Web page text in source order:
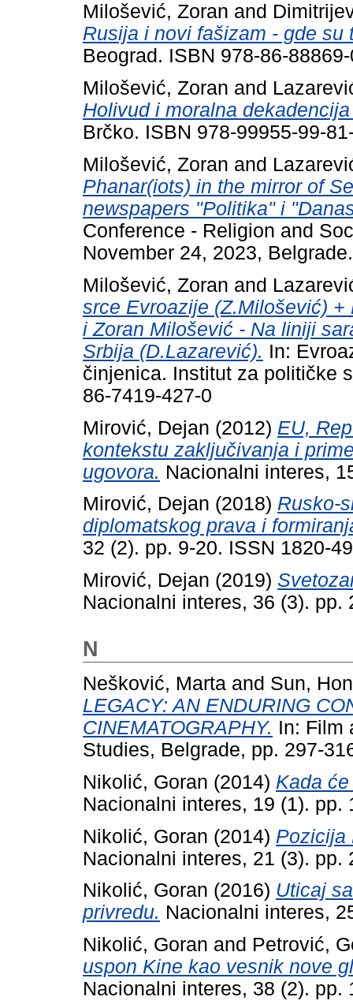
Milošević, Zoran and
Rusija i novi fašizam - gde su
Beograd. ISBN 978-86-
Milošević, Zoran and
Holivud i moralna
Brčko. ISBN 978-99955-99-
Milošević, Zoran and
Phanar(iots) in the mirror of
newspapers "Politika" i
Conference - Religion and
November 24, 2023, Belgrade.
Milošević, Zoran and
srce Evroazije (Z.Milošević)
i Zoran Milošević - Na liniji
Srbija (D.Lazarević). In:
činjenica. Institut za političke
86-7419-427-0
Mirović, Dejan (2012) EU,
kontekstu zaključivanja i
ugovora. Nacionalni interes,
Mirović, Dejan (2018) Rusko-
diplomatskog prava i
32 (2). pp. 9-20. ISSN 1820-
Mirović, Dejan (2019)
Nacionalni interes, 36 (3). pp.
N
Nešković, Marta and Sun,
LEGACY: AN ENDURING
CINEMATOGRAPHY. In: Film
Studies, Belgrade, pp. 297-
Nikolić, Goran (2014) Kada
Nacionalni interes, 19 (1). pp.
Nikolić, Goran (2014) Pozicija
Nacionalni interes, 21 (3). pp.
Nikolić, Goran (2016) Uticaj
privredu. Nacionalni interes,
Nikolić, Goran and Petrović,
uspon Kine kao vesnik nove
Nacionalni interes, 38 (2). pp.